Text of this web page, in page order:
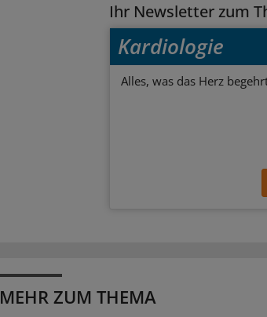
Ihr Newsletter zum
Kardiologie
Alles, was das Herz
MEHR ZUM THEMA